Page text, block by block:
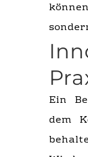
Ein
dem